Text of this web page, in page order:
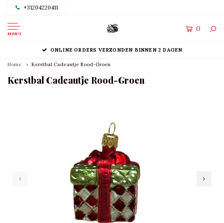
+31204220411
MENU
0
ONLINE ORDERS VERZONDEN BINNEN 2 DAGEN
Home Kerstbal Cadeautje Rood-Groen
Kerstbal Cadeautje Rood-Groen